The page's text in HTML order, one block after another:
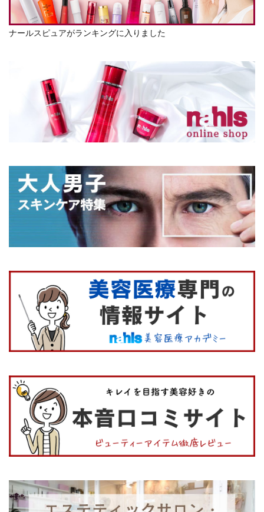
ナールスピュアがランキングに入りました